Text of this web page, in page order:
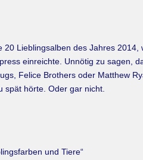
20 Lieblingsalben des Jahres
einreichte. Unnötig zu sagen,
Felice Brothers oder Matthew
spät hörte. Oder gar nicht.
und Tiere“